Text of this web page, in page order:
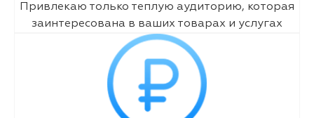
Привлекаю только теплую аудиторию, которая
заинтересована в ваших товарах и услугах